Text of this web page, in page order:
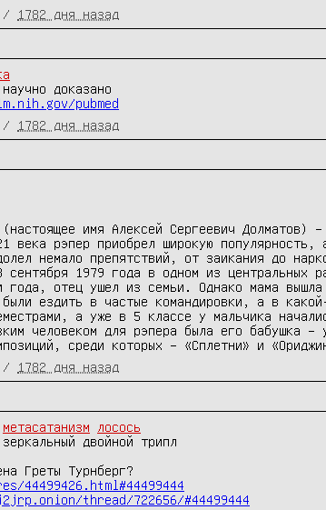
/ 1782 дня назад
pubmed
/ 1782 дня назад
имя Алексей Сергеевич Долматов)
века рэпер приобрел широкую
немало препятствий, от заикания до
сентября 1979 года в одном из центральных
года, отец ушел из семьи. Однако мама
были ездить в частые командировки, а в
а уже в 5 классе у мальчика
человеком для рэпера была его бабушка –
/ 1782 дня назад
метасатанизм
лосось
двойной трипл
44499426.html#44499444
thread/722656/#44499444